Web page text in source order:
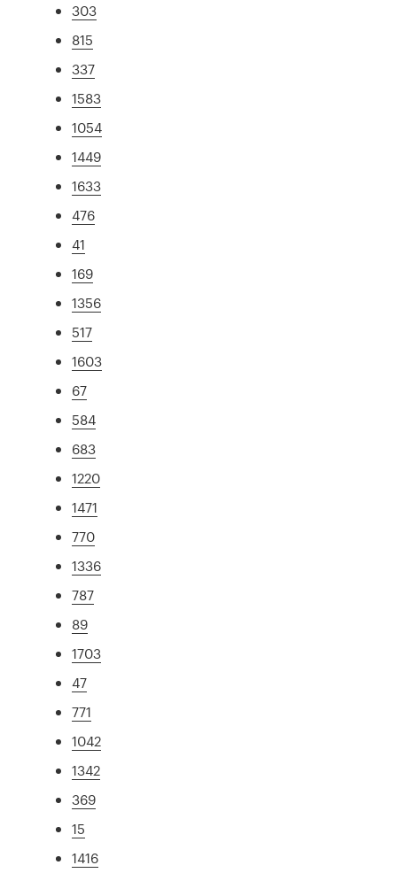
303
815
337
1583
1054
1449
1633
476
41
169
1356
517
1603
67
584
683
1220
1471
770
1336
787
89
1703
47
771
1042
1342
369
15
1416